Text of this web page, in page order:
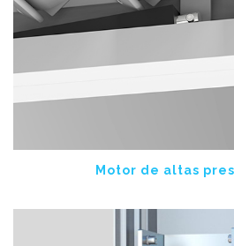
Motor de altas